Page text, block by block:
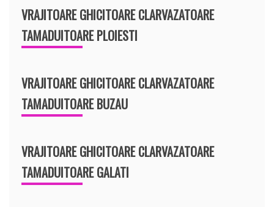
VRAJITOARE GHICITOARE CLARVAZATOARE
TAMADUITOARE PLOIESTI
VRAJITOARE GHICITOARE CLARVAZATOARE
TAMADUITOARE BUZAU
VRAJITOARE GHICITOARE CLARVAZATOARE
TAMADUITOARE GALATI